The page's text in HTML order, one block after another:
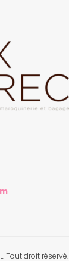
Tout droit réservé.